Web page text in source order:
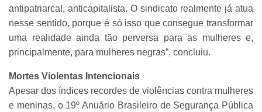
antipatriarcal, anticapitalista. O sindicato realmente já atua
nesse sentido, porque é só isso que consegue transformar
uma realidade ainda tão perversa para as mulheres e,
principalmente, para mulheres negras”, concluiu.
Mortes Violentas Intencionais
Apesar dos índices recordes de violências contra mulheres
e meninas, o 19º Anuário Brasileiro de Segurança Pública